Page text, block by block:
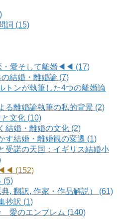
詞 (15)
愛そして離婚◀◀ (17)
結婚・離婚論 (7)
トンが執筆した4つの離婚論
る離婚論執筆の私的背景 (2)
文化 (10)
結婚・離婚の文化 (2)
す結婚・離婚観の変遷 (1)
受諾の天国：イギリス結婚小
(152)
(5)
, 翻訳, 作家・作品解説） (61)
抄訳 (1)
愛のエンブレム (140)